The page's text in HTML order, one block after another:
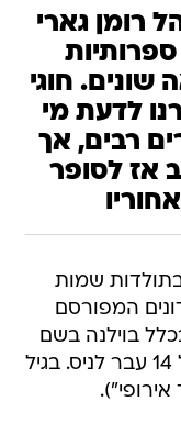
ניהל רומן גארי
שונים. חוגי
לדעת מי
רבים, אך
אז לסופר
שמות
המפורסם
בוילנה בשם
רומן קאצ'ב. הוא גדל בוורשה ובגיל 14 עבר לניס. בגיל